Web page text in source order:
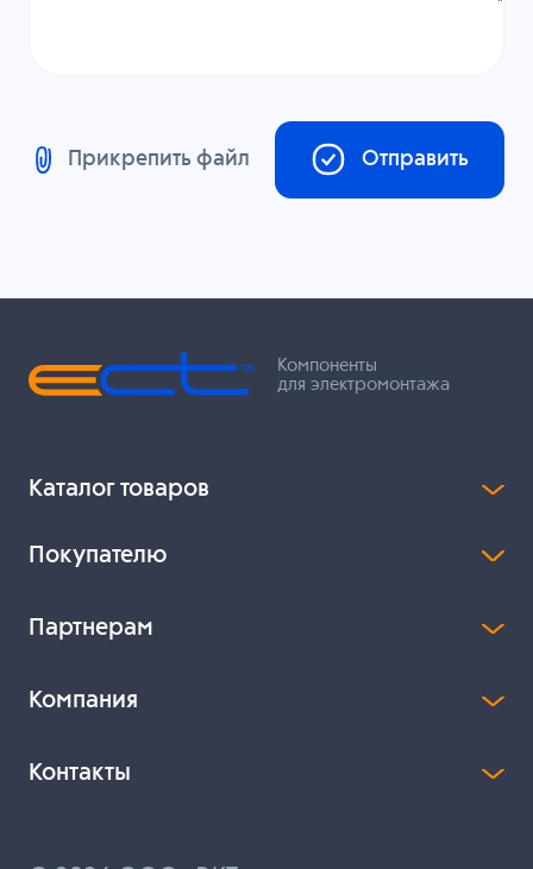
Прикрепить файл Отправить
Компоненты
для электромонтажа
Каталог товаров
Покупателю
Партнерам
Компания
Контакты